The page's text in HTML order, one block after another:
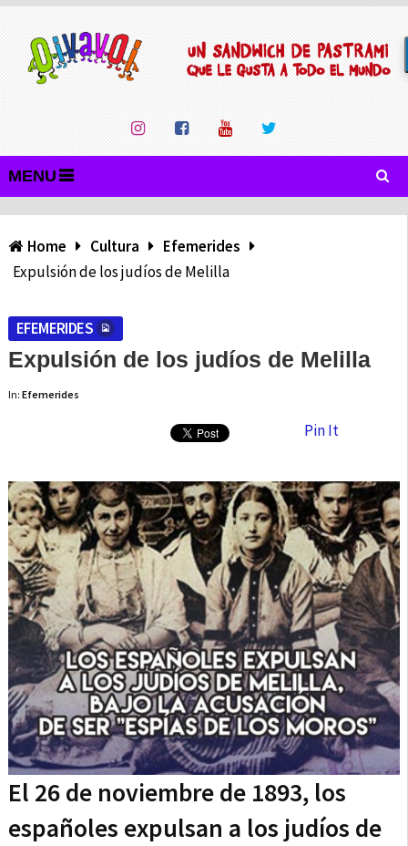
MENU
Home Cultura
Efemerides
Expulsión de los judíos de Melilla
EFEMERIDES
Expulsión de los judíos de Melilla
In: Efemerides
Pin It
El 26 de noviembre de 1893, los
españoles expulsan a los judíos de